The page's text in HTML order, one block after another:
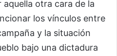
otra cara de la
los vínculos entre
y la situación
bajo una dictadura